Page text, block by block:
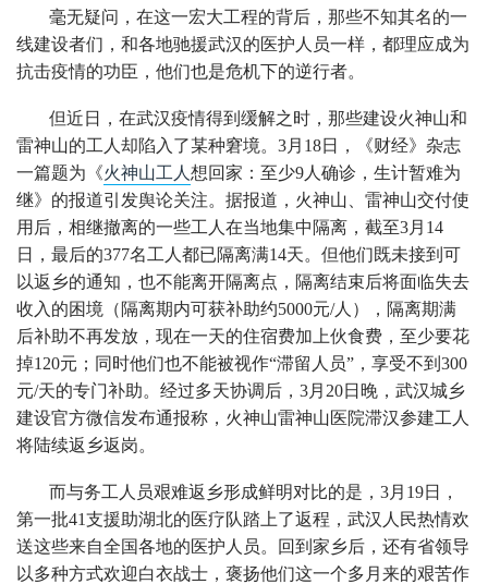
毫无疑问，在这一宏大工程的背后，那些不知其名的一
线建设者们，和各地驰援武汉的医护人员一样，都理应成为
抗击疫情的功臣，他们也是危机下的逆行者。
但近日，在武汉疫情得到缓解之时，那些建设火神山和
雷神山的工人却陷入了某种窘境。3月18日，《财经》杂志
一篇题为《火神山工人 想回家：至少9人确诊，生计暂难为
继》的报道引发舆论关注。据报道，火神山、雷神山交付使
用后，相继撤离的一些工人在当地集中隔离，截至3月14
日，最后的377名工人都已隔离满14天。但他们既未接到可
以返乡的通知，也不能离开隔离点，隔离结束后将面临失去
收入的困境（隔离期内可获补助约5000元/人），隔离期满
后补助不再发放，现在一天的住宿费加上伙食费，至少要花
掉120元；同时他们也不能被视作“滞留人员”，享受不到300
元/天的专门补助。经过多天协调后，3月20日晚，武汉城乡
建设官方微信发布通报称，火神山雷神山医院滞汉参建工人
将陆续返乡返岗。
而与务工人员艰难返乡形成鲜明对比的是，3月19日，
第一批41支援助湖北的医疗队踏上了返程，武汉人民热情欢
送这些来自全国各地的医护人员。回到家乡后，还有省领导
以多种方式欢迎白衣战士，褒扬他们这一个多月来的艰苦作